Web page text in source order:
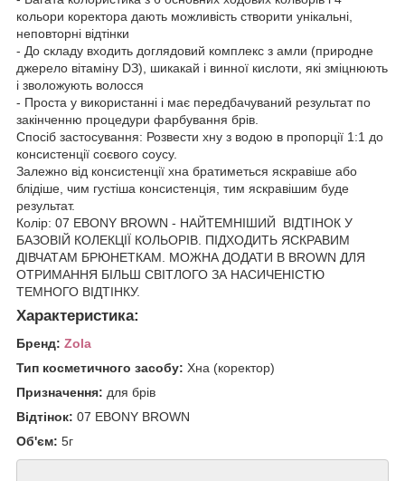
кольори коректора дають можливість створити унікальні,
неповторні відтінки
- До складу входить доглядовий комплекс з амли (природне
джерело вітаміну DЗ), шикакай і винної кислоти, які зміцнюють
і зволожують волосся
- Проста у використанні і має передбачуваний результат по
закінченню процедури фарбування брів.
Спосіб застосування: Розвести хну з водою в пропорції 1:1 до
консистенції соєвого соусу.
Залежно від консистенції хна братиметься яскравіше або
блідіше, чим густіша консистенція, тим яскравішим буде
результат.
Колір: 07 EBONY BROWN - НАЙТЕМНІШИЙ ВІДТІНОК У
БАЗОВІЙ КОЛЕКЦІЇ КОЛЬОРІВ. ПІДХОДИТЬ ЯСКРАВИМ
ДІВЧАТАМ БРЮНЕТКАМ. МОЖНА ДОДАТИ В BROWN ДЛЯ
ОТРИМАННЯ БІЛЬШ СВІТЛОГО ЗА НАСИЧЕНІСТЮ
ТЕМНОГО ВІДТІНКУ.
Характеристика:
Бренд: Zola
Тип косметичного засобу: Хна (коректор)
Призначення: для брів
Відтінок: 07 EBONY BROWN
Об'єм: 5г